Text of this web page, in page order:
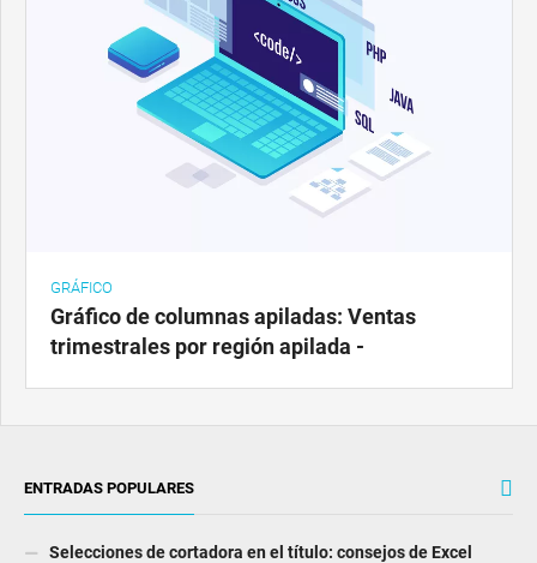
GRÁFICO
Gráfico de columnas apiladas: Ventas
trimestrales por región apilada -
ENTRADAS POPULARES
Selecciones de cortadora en el título: consejos de Excel